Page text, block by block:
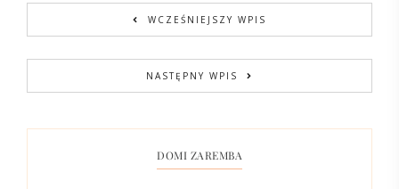
WCZEŚNIEJSZY WPIS
NASTĘPNY WPIS
DOMI ZAREMBA